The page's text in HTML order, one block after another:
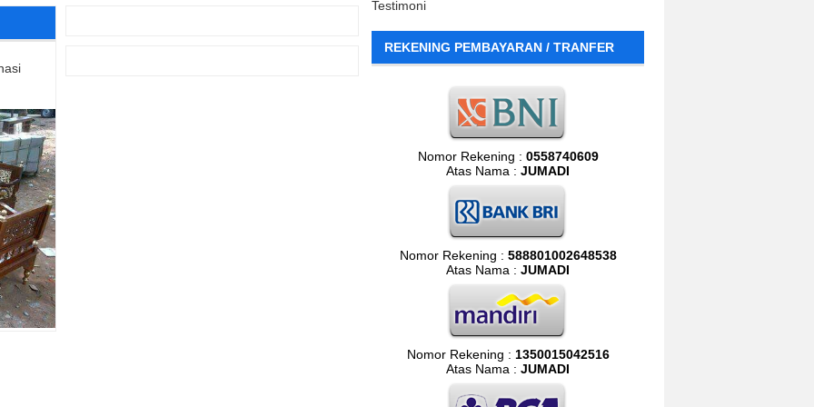
Testimoni
REKENING PEMBAYARAN / TRANFER
Nomor Rekening : 0558740609
Atas Nama : JUMADI
Nomor Rekening : 588801002648538
Atas Nama : JUMADI
Nomor Rekening : 1350015042516
Atas Nama : JUMADI